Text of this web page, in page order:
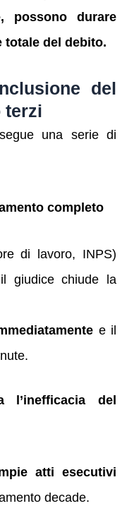
possono durare
totale del debito.
del
terzi
una serie di
completo
di lavoro, INPS)
giudice chiude la
e il
del
atti esecutivi
decade.